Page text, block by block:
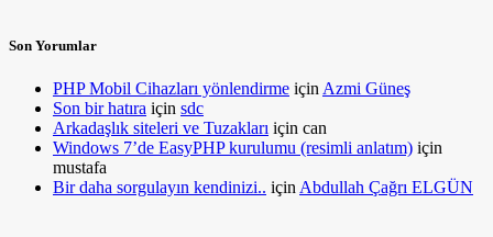
Son Yorumlar
PHP Mobil Cihazları yönlendirme için Azmi Güneş
Son bir hatıra için sdc
Arkadaşlık siteleri ve Tuzakları için can
Windows 7’de EasyPHP kurulumu (resimli anlatım) için
mustafa
Bir daha sorgulayın kendinizi.. için Abdullah Çağrı ELGÜN